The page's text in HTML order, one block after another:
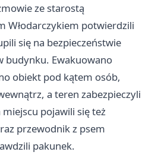
ze starostą
Włodarczykiem potwierdzili
się na bezpieczeństwie
budynku. Ewakuowano
obiekt pod kątem osób,
a teren zabezpieczyli
pojawili się też
przewodnik z psem
pakunek.